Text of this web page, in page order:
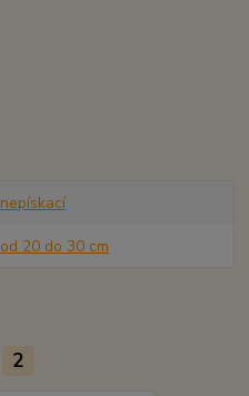
nepískací
od 20 do 30 cm
2